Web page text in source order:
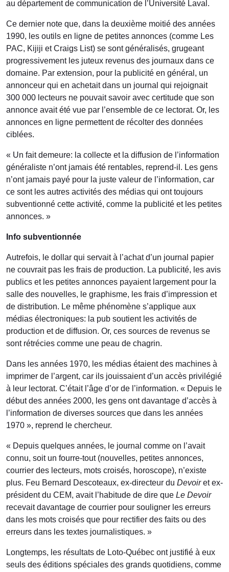
au département de communication de l’Université Laval.
Ce dernier note que, dans la deuxième moitié des années
1990, les outils en ligne de petites annonces (comme Les
PAC, Kijiji et Craigs List) se sont généralisés, grugeant
progressivement les juteux revenus des journaux dans ce
domaine. Par extension, pour la publicité en général, un
annonceur qui en achetait dans un journal qui rejoignait
300 000 lecteurs ne pouvait savoir avec certitude que son
annonce avait été vue par l’ensemble de ce lectorat. Or, les
annonces en ligne permettent de récolter des données
ciblées.
« Un fait demeure: la collecte et la diffusion de l’information
généraliste n’ont jamais été rentables, reprend-il. Les gens
n’ont jamais payé pour la juste valeur de l’information, car
ce sont les autres activités des médias qui ont toujours
subventionné cette activité, comme la publicité et les petites
annonces. »
Info subventionnée
Autrefois, le dollar qui servait à l’achat d’un journal papier
ne couvrait pas les frais de production. La publicité, les avis
publics et les petites annonces payaient largement pour la
salle des nouvelles, le graphisme, les frais d’impression et
de distribution. Le même phénomène s’applique aux
médias électroniques: la pub soutient les activités de
production et de diffusion. Or, ces sources de revenus se
sont rétrécies comme une peau de chagrin.
Dans les années 1970, les médias étaient des machines à
imprimer de l’argent, car ils jouissaient d’un accès privilégié
à leur lectorat. C’était l’âge d’or de l’information. « Depuis le
début des années 2000, les gens ont davantage d’accès à
l’information de diverses sources que dans les années
1970 », reprend le chercheur.
« Depuis quelques années, le journal comme on l’avait
connu, soit un fourre-tout (nouvelles, petites annonces,
courrier des lecteurs, mots croisés, horoscope), n’existe
plus. Feu Bernard Descoteaux, ex-directeur du Devoiret ex-
président du CEM, avait l’habitude de dire que Le Devoir
recevait davantage de courrier pour souligner les erreurs
dans les mots croisés que pour rectifier des faits ou des
erreurs dans les textes journalistiques. »
Longtemps, les résultats de Loto-Québec ont justifié à eux
seuls des éditions spéciales des grands quotidiens, comme